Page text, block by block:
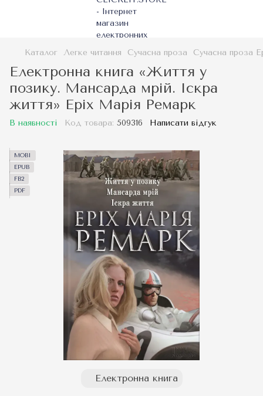
Каталог Легке читання Сучасна проза Сучасна проза
Електронна книга «Життя у
позику. Мансарда мрій. Іскра
життя» Еріх Марія Ремарк
В наявності Код товара: 509316 Написати відгук
MOBI
EPUB
FB2
PDF
Електронна книга